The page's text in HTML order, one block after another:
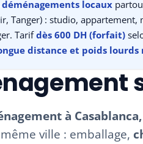
locaux
Tanger) : studio,
Tarifdès 600 DH (forfait)
distance et poids lourds
à
ville : emballage,